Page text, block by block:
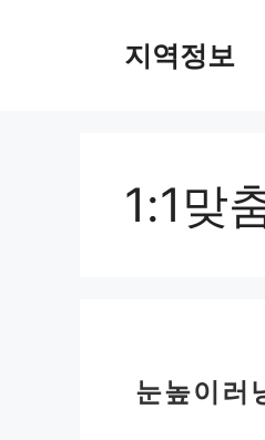
지역정보
1:1맞
눈높이러